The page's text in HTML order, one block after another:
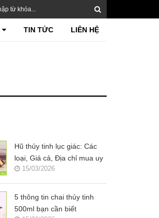
TIN TỨC LIÊN HỆ
Hũ thủy tinh lục giác: Các
loại, Giá cả, Địa chỉ mua uy
tín?15/03/2026
5 thông tin chai thủy tinh
500ml bạn cần biết